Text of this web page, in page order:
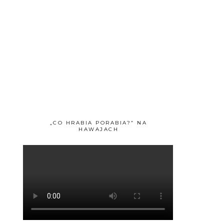
„CO HRABIA PORABIA?” NA
HAWAJACH